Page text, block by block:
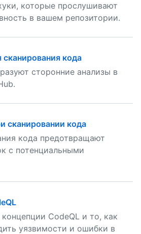
которые прослушивают
в вашем репозитории.
сканирования кода
сторонние анализы в
сканировании кода
кода предотвращают
с потенциальными
CodeQL и то, как
уязвимости и ошибки в